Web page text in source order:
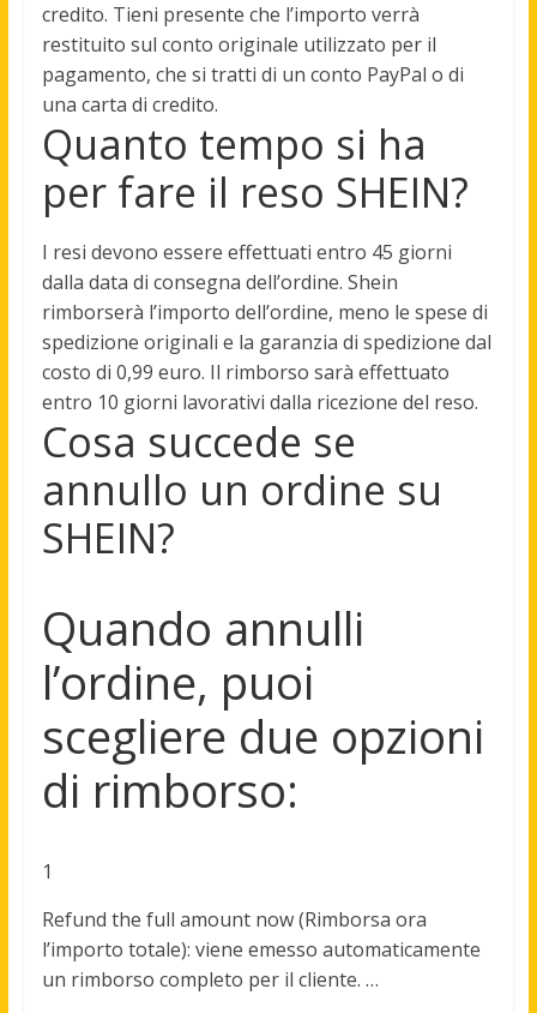
credito. Tieni presente che l’importo verrà
restituito sul conto originale utilizzato per il
pagamento, che si tratti di un conto PayPal o di
una carta di credito.
Quanto tempo si ha
per fare il reso SHEIN?
I resi devono essere effettuati entro 45 giorni
dalla data di consegna dell’ordine. Shein
rimborserà l’importo dell’ordine, meno le spese di
spedizione originali e la garanzia di spedizione dal
costo di 0,99 euro. Il rimborso sarà effettuato
entro 10 giorni lavorativi dalla ricezione del reso.
Cosa succede se
annullo un ordine su
SHEIN?
Quando annulli
l’ordine, puoi
scegliere due opzioni
di rimborso:
1
Refund the full amount now (Rimborsa ora
l’importo totale): viene emesso automaticamente
un rimborso completo per il cliente. …